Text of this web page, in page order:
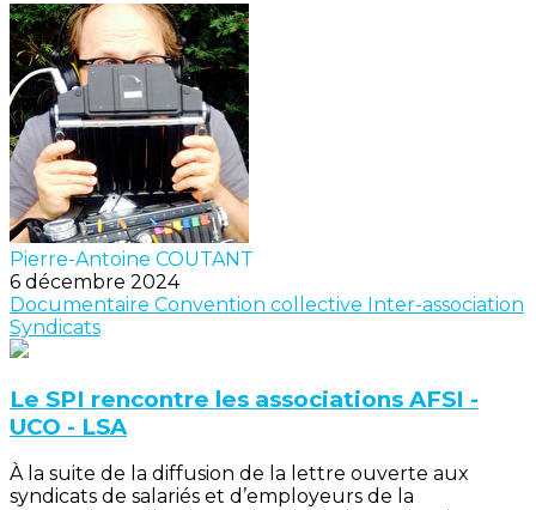
Pierre-Antoine COUTANT
6 décembre 2024
Documentaire Convention collective Inter-association
Syndicats
Le SPI rencontre les associations AFSI -
UCO - LSA
À la suite de la diffusion de la lettre ouverte aux
syndicats de salariés et d’employeurs de la